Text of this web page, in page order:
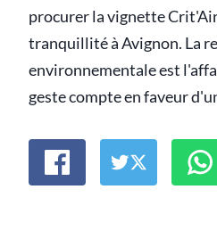
procurer la vignette
tranquillité à Avignon. La
environnementale est
geste compte en faveur